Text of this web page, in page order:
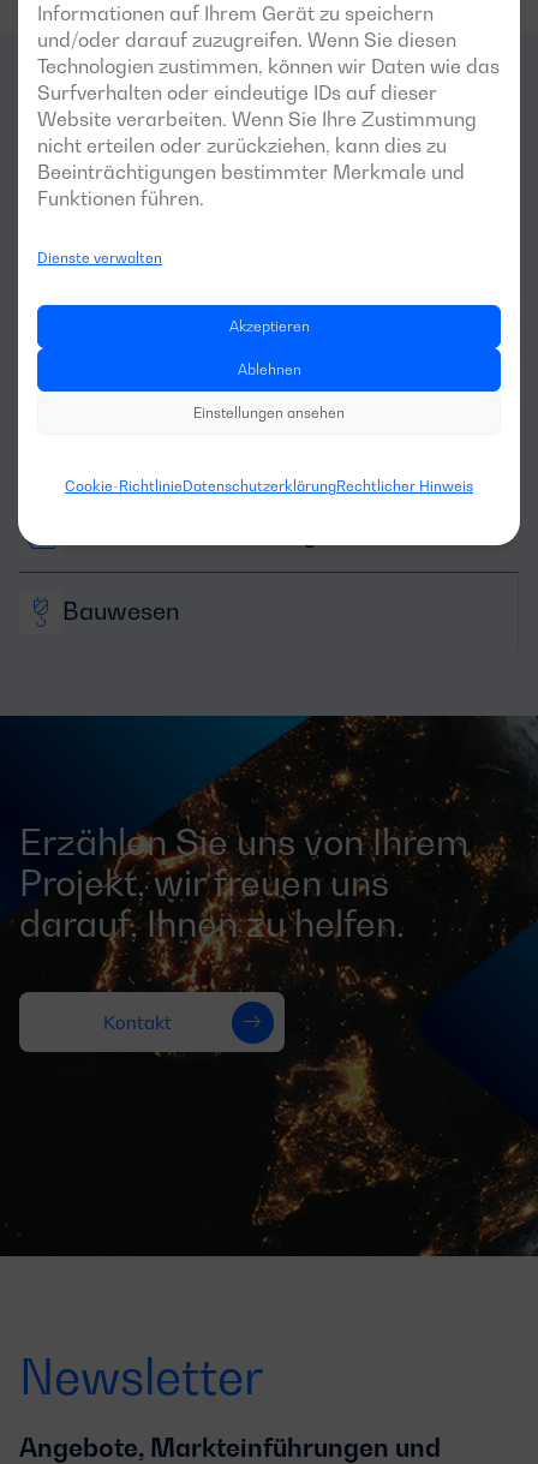
Informationen auf Ihrem Gerät zu speichern
und/oder darauf zuzugreifen. Wenn Sie diesen
Technologien zustimmen, können wir Daten wie das
Surfverhalten oder eindeutige IDs auf dieser
Website verarbeiten. Wenn Sie Ihre Zustimmung
nicht erteilen oder zurückziehen, kann dies zu
Beeinträchtigungen bestimmter Merkmale und
Funktionen führen.
Dienste verwalten
Akzeptieren
Ablehnen
Einstellungen ansehen
Cookie-RichtlinieDatenschutzerklärungRechtlicher Hinweis
Für welcheBereicheist dieser
Generator am besten
geeignet?
Landwirtschaft und
Bauwesen
Erzählen Sie uns von Ihrem
Projekt, wir freuen uns
darauf, Ihnen zu helfen.
Kontakt
Newsletter
Angebote, Markteinführungen und